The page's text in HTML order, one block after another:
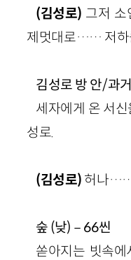
(김성로) 그저
제멋대로…… 저하
김성로 방 안/과
세자에게 온 서
성로.
(김성로) 허나……
숲 (낮)－66씬
쏟아지는 빗속